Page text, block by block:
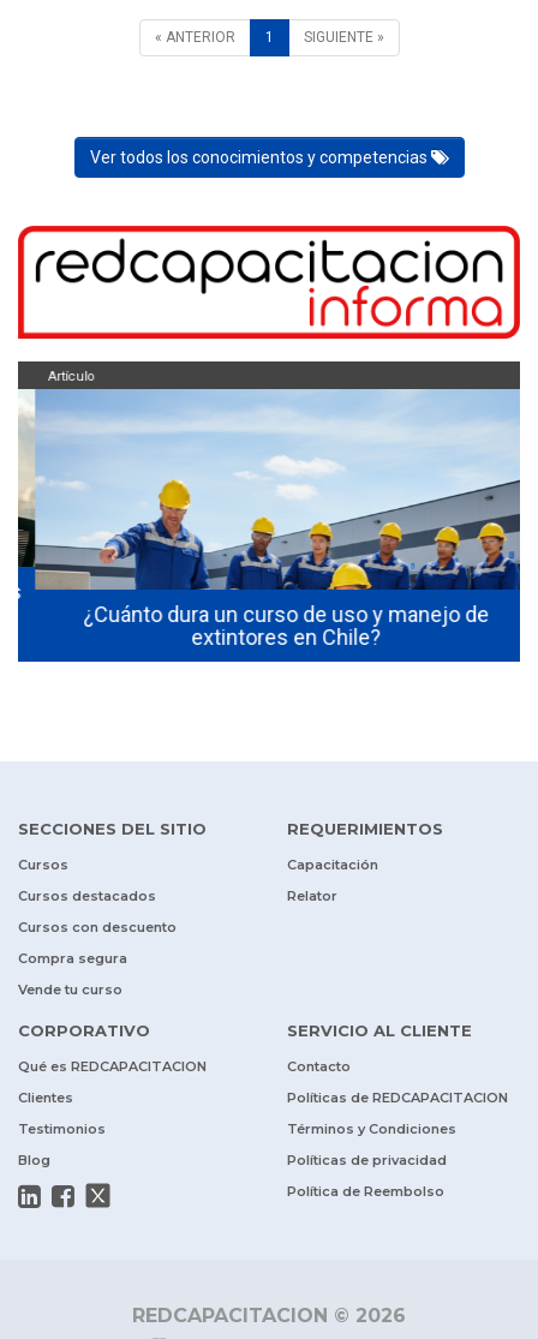
« ANTERIOR 1 SIGUIENTE »
Ver todos los conocimientos y competencias
¿Cuánto dura un curso de uso y manejo de
extintores en Chile?
Artículo
SECCIONES DEL SITIO
Cursos
Cursos destacados
Cursos con descuento
Compra segura
Vende tu curso
REQUERIMIENTOS
Capacitación
Relator
CORPORATIVO
Qué es REDCAPACITACION
Clientes
Testimonios
Blog
SERVICIO AL CLIENTE
Contacto
Políticas de REDCAPACITACION
Términos y Condiciones
Políticas de privacidad
Política de Reembolso
REDCAPACITACION © 2026